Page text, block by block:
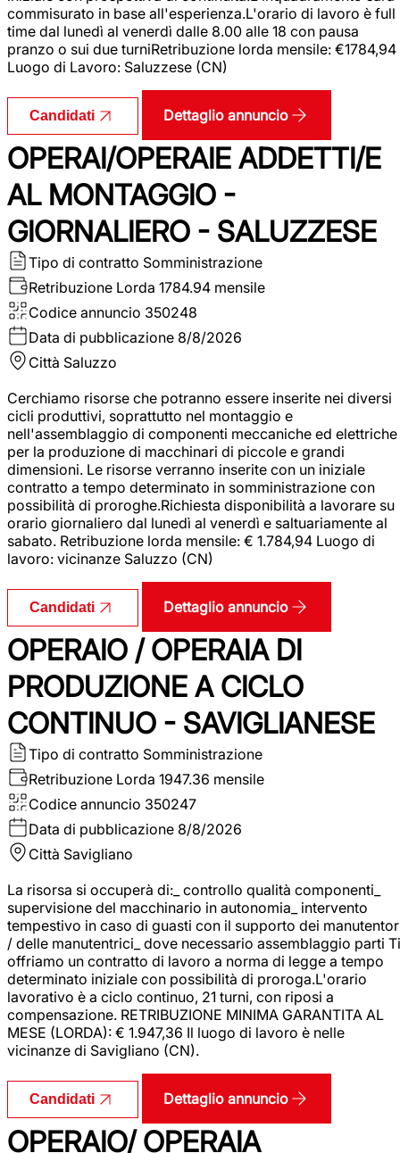
commisurato in base all'esperienza.L'orario di lavoro è full
time dal lunedì al venerdì dalle 8.00 alle 18 con pausa
pranzo o sui due turniRetribuzione lorda mensile: €1784,94
Luogo di Lavoro: Saluzzese (CN)
Candidati Dettaglio annuncio
OPERAI/OPERAIE ADDETTI/E
AL MONTAGGIO -
GIORNALIERO - SALUZZESE
Tipo di contratto Somministrazione
Retribuzione Lorda 1784.94 mensile
Codice annuncio 350248
Data di pubblicazione 8/8/2026
Città Saluzzo
Cerchiamo risorse che potranno essere inserite nei diversi
cicli produttivi, soprattutto nel montaggio e
nell'assemblaggio di componenti meccaniche ed elettriche
per la produzione di macchinari di piccole e grandi
dimensioni. Le risorse verranno inserite con un iniziale
contratto a tempo determinato in somministrazione con
possibilità di proroghe.Richiesta disponibilità a lavorare su
orario giornaliero dal lunedì al venerdì e saltuariamente al
sabato. Retribuzione lorda mensile: € 1.784,94 Luogo di
lavoro: vicinanze Saluzzo (CN)
Candidati Dettaglio annuncio
OPERAIO / OPERAIA DI
PRODUZIONE A CICLO
CONTINUO - SAVIGLIANESE
Tipo di contratto Somministrazione
Retribuzione Lorda 1947.36 mensile
Codice annuncio 350247
Data di pubblicazione 8/8/2026
Città Savigliano
La risorsa si occuperà di:_ controllo qualità componenti_
supervisione del macchinario in autonomia_ intervento
tempestivo in caso di guasti con il supporto dei
/ delle manutentrici_ dove necessario assemblaggio parti Ti
offriamo un contratto di lavoro a norma di legge a tempo
determinato iniziale con possibilità di proroga.L'orario
lavorativo è a ciclo continuo, 21 turni, con riposi a
compensazione. RETRIBUZIONE MINIMA GARANTITA AL
MESE (LORDA): € 1.947,36 Il luogo di lavoro è nelle
vicinanze di Savigliano (CN).
Candidati Dettaglio annuncio
OPERAIO/ OPERAIA